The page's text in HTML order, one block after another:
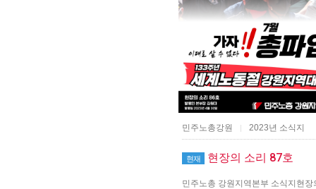
민주노총강원 | 2023년 소식지
현재 현장의 소리 87호
민주노총 강원지역본부 소식지현장